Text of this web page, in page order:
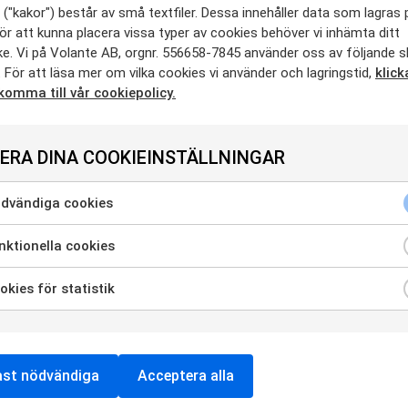
där de långa linjerna är allt. Ingen talar om,
vad konflikten i vägsamfällighetsföreningen
som flyttade en gränsstolpe i skogen för sjuttio
upptäcker han böckerna. Det skrivna
hela långa vägen ner till den litterära miljön i
också den är en by.
berättelse om ved, nedärvda bykonflikter och
är uppväxt i Kiruna. Han är verksam som
i tidskriften Provins.
DELA
består av små textfiler. Dessa innehåller data som lagras
att kunna placera vissa typer av cookies behöver vi inhämta ditt
Vi på Volante AB, orgnr. 556658-7845 använder oss av följande
För att läsa mer om vilka cookies vi använder och lagringstid,
till vår cookiepolicy.
DINA COOKIEINSTÄLLNINGAR
cookies
cookies
för statistik
nödvändiga Acceptera alla